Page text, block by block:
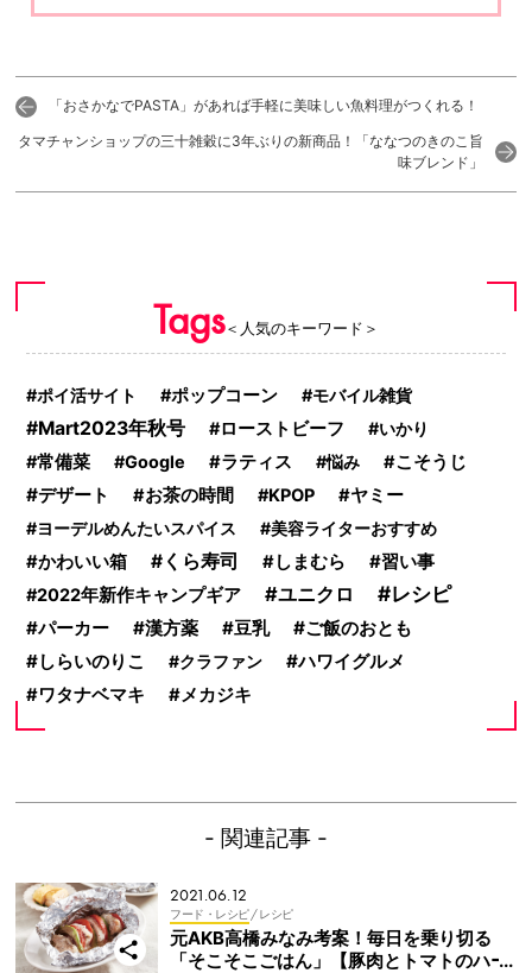
「おさかなでPASTA」があれば手軽に美味しい魚料理がつくれる！
タマチャンショップの三十雑穀に3年ぶりの新商品！「ななつのきのこ旨
味ブレンド」
Tags＜人気のキーワード＞
ポイ活サイト ポップコーン モバイル雑貨
Mart2023年秋号 ローストビーフ いかり
常備菜 Google ラティス 悩み こそうじ
デザート お茶の時間 KPOP ヤミー
ヨーデルめんたいスパイス 美容ライターおすすめ
かわいい箱 くら寿司 しまむら
習い事
2022年新作キャンプギア
ユニクロ レシピ
パーカー 漢方薬 豆乳
ご飯のおとも
しらいのりこ
クラファン ハワイグルメ
ワタナベマキ メカジキ
- 関連記事 -
2021.06.12
フード・レシピ/ レシピ
元AKB高橋みなみ考案！毎日を乗り切る
「そこそこごはん」【豚肉とトマトのハー